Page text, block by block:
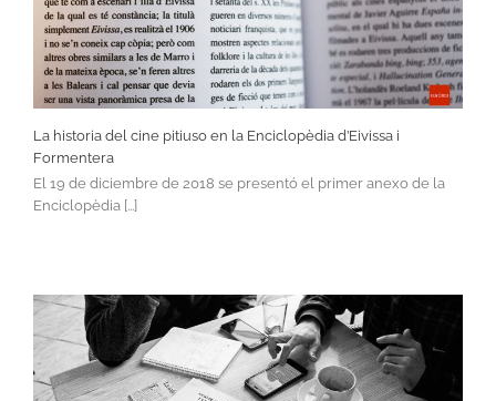
La historia del cine pitiuso en la Enciclopèdia d’Eivissa i
Formentera
El 19 de diciembre de 2018 se presentó el primer anexo de la
Enciclopèdia [...]